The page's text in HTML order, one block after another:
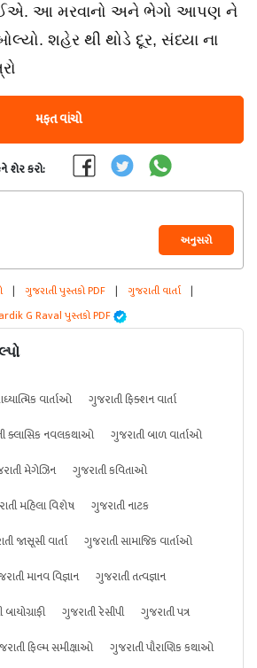
આ મરવાનો અને ભેગો આપણ ને
શહેર થી થોડે દૂર, સંધ્યા ના
મફત વાંચો
શેર કરો:
અનુસરો
| ગુજરાતી પુસ્તકો PDF | ગુજરાતી વાર્તા |
G Raval પુસ્તકો PDF
વાર્તાઓ
ગુજરાતી ફિક્શન વાર્તા
ક્લાસિક નવલકથાઓ
ગુજરાતી બાળ વાર્તાઓ
મેગેઝિન
ગુજરાતી કવિતાઓ
મહિલા વિશેષ
ગુજરાતી નાટક
જાસૂસી વાર્તા
ગુજરાતી સામાજિક વાર્તાઓ
માનવ વિજ્ઞાન
ગુજરાતી તત્વજ્ઞાન
ગુજરાતી રેસીપી
ગુજરાતી પત્ર
ફિલ્મ સમીક્ષાઓ ગુજરાતી પૌરાણિક કથાઓ